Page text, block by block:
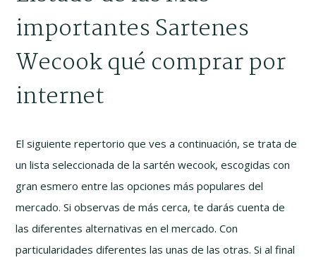
importantes Sartenes
Wecook qué comprar por
internet
El siguiente repertorio que ves a continuación, se trata de
un lista seleccionada de la sartén wecook, escogidas con
gran esmero entre las opciones más populares del
mercado. Si observas de más cerca, te darás cuenta de
las diferentes alternativas en el mercado. Con
particularidades diferentes las unas de las otras. Si al final